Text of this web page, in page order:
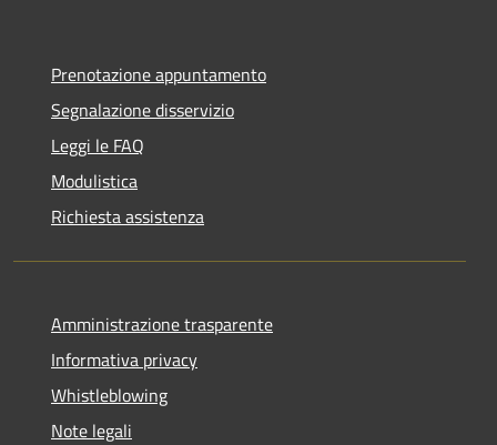
Prenotazione appuntamento
Segnalazione disservizio
Leggi le FAQ
Modulistica
Richiesta assistenza
Amministrazione trasparente
Informativa privacy
Whistleblowing
Note legali